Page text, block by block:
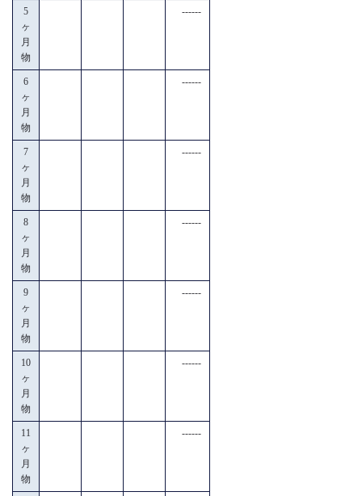
5
ヶ
月
物
------
6
ヶ
月
物
------
7
ヶ
月
物
------
8
ヶ
月
物
------
9
ヶ
月
物
------
10
ヶ
月
物
------
11
ヶ
月
物
------